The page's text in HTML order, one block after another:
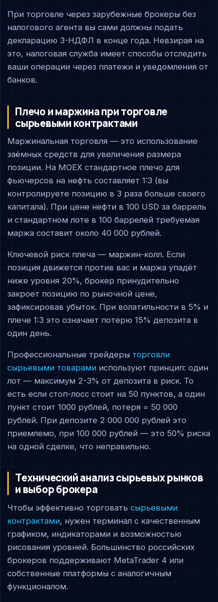
При торговле через зарубежные брокеры без
налогового агента вы сами должны подать
декларацию 3-НДФЛ в конце года. Невзирая на
это, налоговая служба имеет способы отследить
ваши операции через платежи и уведомления от
банков.
Плечо и маржина при торговле
сырьевыми контрактами
Маржинальная торговля — это использование
заёмных средств для увеличения размера
позиции. На MOEX стандартное плечо для
фьючерсов на нефть составляет 1:3 (вы
контролируете позицию в 3 раза больше своего
капитала). При цене нефти в 100 USD за баррель
и стандартном лоте в 100 баррелей требуемая
маржа составит около 40 000 рублей.
Ключевой риск плеча — маржин-колл. Если
позиция движется против вас и маржа упадёт
ниже уровня 20%, брокер принудительно
закроет позицию по рыночной цене,
зафиксировав убыток. При волатильности в 5% и
плече 1:3 это означает потерю 15% депозита в
один день.
Профессиональные трейдеры торговли
сырьевыми товарами используют принцип: один
лот — максимум 2-3% от депозита в риск. То
есть если стоп-лосс стоит на 50 пунктов, а один
пункт стоит 1000 рублей, потеря = 50 000
рублей. При депозите 2 000 000 рублей это
приемлемо, при 100 000 рублей — это 50% риска
на одной сделке, что неправильно.
Технический анализ сырьевых рынков
и выбор брокера
Чтобы эффективно торговатьсырьевыми
контрактами, нужен терминал с качественным
графиком, индикаторами и возможностью
рисования уровней. Большинство российских
брокеров поддерживают MetaTrader 4 или
собственные платформы с аналогичным
функционалом.